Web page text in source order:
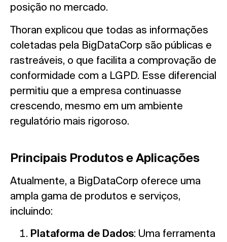
posição no mercado.
Thoran explicou que todas as informações
coletadas pela BigDataCorp são públicas e
rastreáveis, o que facilita a comprovação de
conformidade com a LGPD. Esse diferencial
permitiu que a empresa continuasse
crescendo, mesmo em um ambiente
regulatório mais rigoroso.
Principais Produtos e Aplicações
Atualmente, a BigDataCorp oferece uma
ampla gama de produtos e serviços,
incluindo:
Plataforma de Dados: Uma ferramenta